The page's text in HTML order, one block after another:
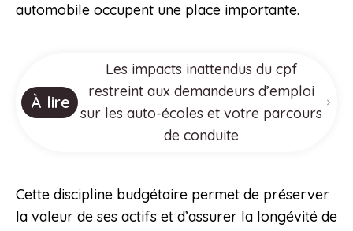
automobile occupent une place importante.
À lire
Les impacts inattendus du cpf
restreint aux demandeurs d’emploi
sur les auto-écoles et votre parcours
de conduite
Cette discipline budgétaire permet de préserver
la valeur de ses actifs et d’assurer la longévité de